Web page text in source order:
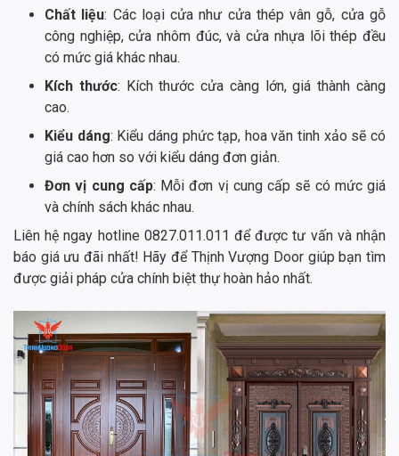
Chất liệu: Các loại cửa như cửa thép vân gỗ, cửa gỗ
công nghiệp, cửa nhôm đúc, và cửa nhựa lõi thép đều
có mức giá khác nhau.
Kích thước: Kích thước cửa càng lớn, giá thành càng
cao.
Kiểu dáng: Kiểu dáng phức tạp, hoa văn tinh xảo sẽ có
giá cao hơn so với kiểu dáng đơn giản.
Đơn vị cung cấp: Mỗi đơn vị cung cấp sẽ có mức giá
và chính sách khác nhau.
Liên hệ ngay hotline 0827.011.011 để được tư vấn và nhận
báo giá ưu đãi nhất! Hãy để Thịnh Vượng Door giúp bạn tìm
được giải pháp cửa chính biệt thự hoàn hảo nhất.